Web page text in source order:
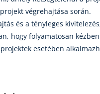
végrehajtása során.
és a tényleges
hogy folyamatosan
esetében